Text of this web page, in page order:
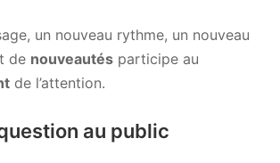
un nouveau rythme, un nouveau
de nouveautés participe au
de l’attention.
au public